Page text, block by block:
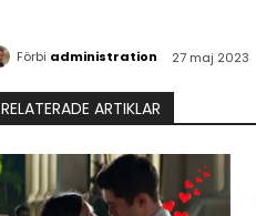
Förbi administration 27 maj 2023
RELATERADE ARTIKLAR